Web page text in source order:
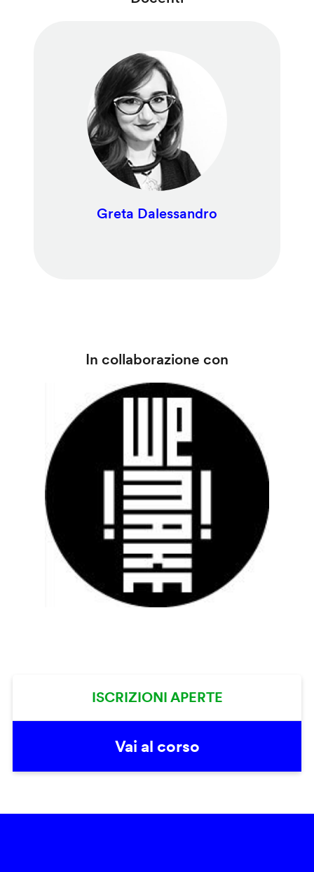
Greta Dalessandro
In collaborazione con
ISCRIZIONI APERTE
Vai al corso